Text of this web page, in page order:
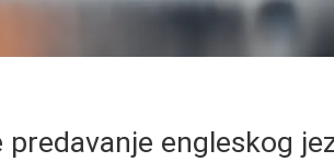
predavanje engleskog